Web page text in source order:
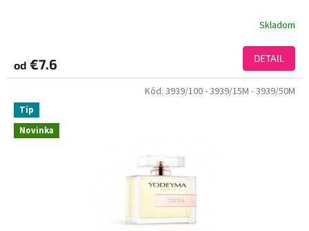
Skladom
od €7.6 DETAIL
Novinka
Tip
Kód: 3939/100- 3939/15M - 3939/50M